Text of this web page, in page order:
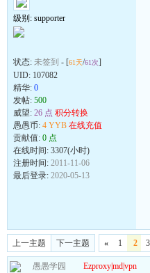
级别: supporter
状态: 未签到 - [61天/61次]
UID: 107082
精华: 0
发帖: 500
威望: 26 点 积分转换
愚愚币: 4 YYB 在线充值
贡献值: 0 点
在线时间: 3307(小时)
注册时间: 2011-11-06
最后登录: 2020-05-13
上一主题 下一主题 « 1 2 3
愚愚学园 Ezproxy|md|vpn